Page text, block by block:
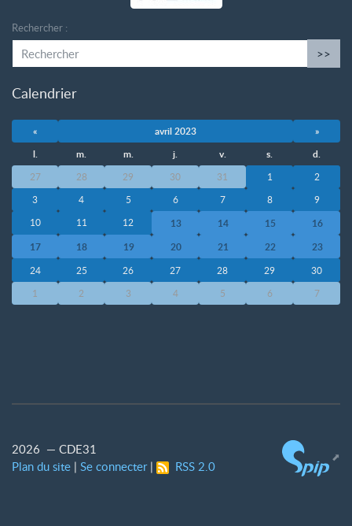
Rechercher :
>>
Calendrier
« avril 2023
»
l.
m. m. j. v. s. d.
27 28 29 30 31 1
2
3
4 5 6 7 8
9
10
11 12 13 14 15
16
17
18 19 20 21 22 23
24 25 26 27 28 29
30
1
2 3 4 5 6 7
2026 — CDE31
Plan du site | Se connecter| RSS 2.0